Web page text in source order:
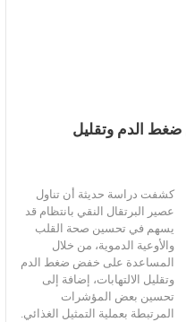
الدم وتقليل
كشفت دراسة حديثة أن تناول
عصير البرتقال النقي بانتظام قد
يسهم في تحسين صحة القلب
والأوعية الدموية، من خلال
المساعدة على خفض ضغط الدم
وتقليل الالتهابات، إضافة إلى
تحسين بعض المؤشرات
المرتبطة بعملية التمثيل الغذائي.